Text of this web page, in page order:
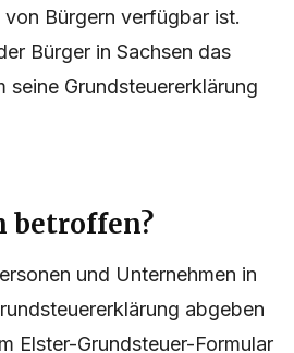
Bürgern verfügbar ist.
Bürger in Sachsen das
seine Grundsteuererklärung
betroffen?
und Unternehmen in
abgeben
Elster-Grundsteuer-Formular